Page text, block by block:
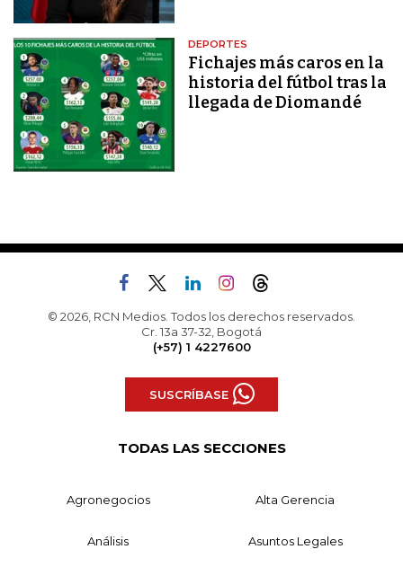
DEPORTES
Fichajes más caros en la
historia del fútbol tras la
llegada de Diomandé
© 2026, RCN Medios. Todos los derechos reservados.
Cr. 13a 37-32, Bogotá
(+57) 1 4227600
SUSCRÍBASE
TODAS LAS SECCIONES
Agronegocios Alta Gerencia
Análisis Asuntos Legales